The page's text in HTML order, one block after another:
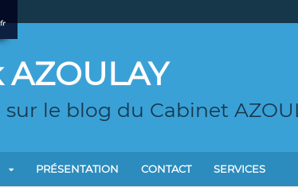
le blog du Cabinet
PRÉSENTATION CONTACT SERVICES